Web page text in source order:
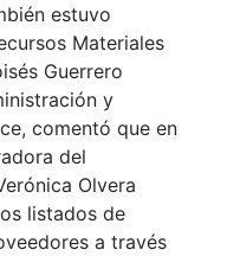
estuvo
Materiales
Guerrero
y
comentó que en
del
Olvera
listados de
a través